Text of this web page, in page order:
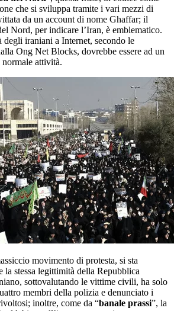
che si sviluppa tramite i vari mezzi di
da un account di nome Ghaffar; il
Nord, per indicare l’Iran, è emblematico.
degli iraniani a Internet, secondo le
Ong Net Blocks, dovrebbe essere ad un
attività.
movimento di protesta, si sta
la stessa legittimità della Repubblica
sottovalutando le vittime civili, ha solo
membri della polizia e denunciato i
inoltre, come da “banale prassi”, la